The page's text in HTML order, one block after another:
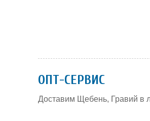
ОПТ-СЕРВИС
Доставим Щебень, Гравий в